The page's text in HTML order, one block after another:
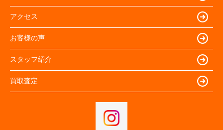
アクセス
お客様の声
スタッフ紹介
買取査定